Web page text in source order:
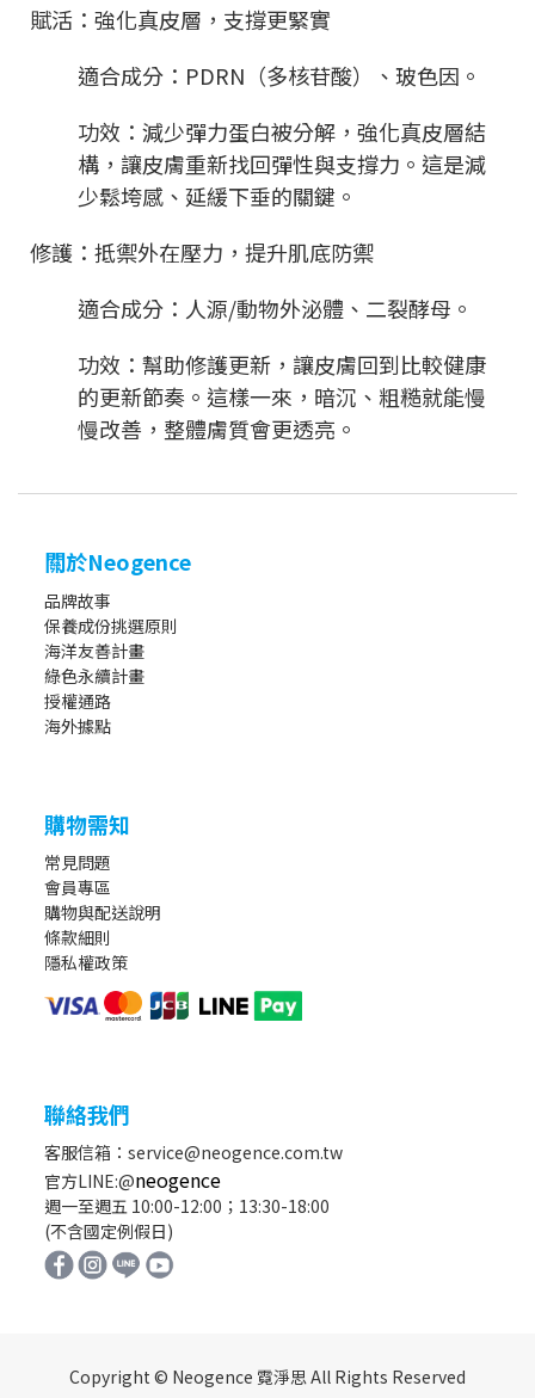
賦活：強化真皮層，支撐更緊實
適合成分：PDRN（多核苷酸）、玻色因。
功效：減少彈力蛋白被分解，強化真皮層結
構，讓皮膚重新找回彈性與支撐力。這是減
少鬆垮感、延緩下垂的關鍵。
修護：抵禦外在壓力，提升肌底防禦
適合成分：人源/動物外泌體、二裂酵母。
功效：幫助修護更新，讓皮膚回到比較健康
的更新節奏。這樣一來，暗沉、粗糙就能慢
慢改善，整體膚質會更透亮。
關於Neogence
品牌故事
保養成份挑選原則
海洋友善計畫
綠色永續計畫
授權通路
海外據點
購物需知
常見問題
會員專區
購物與配送說明
條款細則
隱私權政策
聯絡我們
客服信箱：service@neogence.com.tw
官方LINE:@neogence
週一至週五 10:00-12:00；13:30-18:00
(不含國定例假日)
Copyright © Neogence 霓淨思 All Rights Reserved